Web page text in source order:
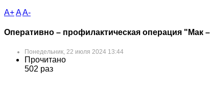
A+AA-
Оперативно – профилактическая операция "Мак –
Понедельник, 22 июля 2024 13:44
Прочитано
502 раз